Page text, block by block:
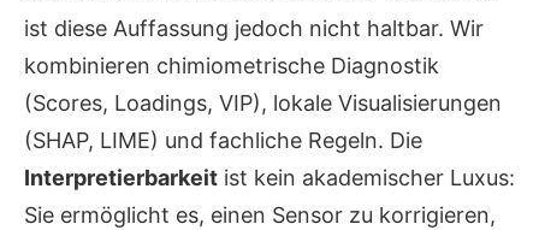
ist diese Auffassung jedoch nicht haltbar. Wir
kombinieren chimiometrische Diagnostik
(Scores, Loadings, VIP), lokale Visualisierungen
(SHAP, LIME) und fachliche Regeln. Die
Interpretierbarkeit ist kein akademischer Luxus:
Sie ermöglicht es, einen Sensor zu korrigieren,